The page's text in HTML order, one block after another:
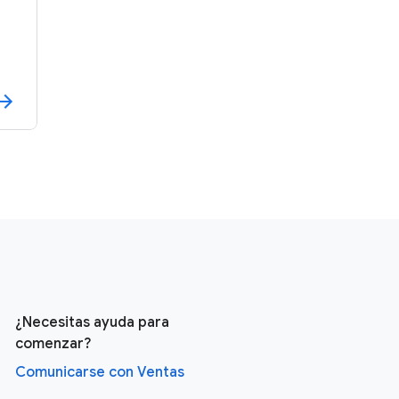
¿Necesitas ayuda para
comenzar?
Comunicarse con Ventas